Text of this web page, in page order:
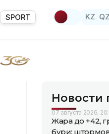
SPORT KZ QZ
Новости
07 августа 2026,
Жара до +42,
бури: